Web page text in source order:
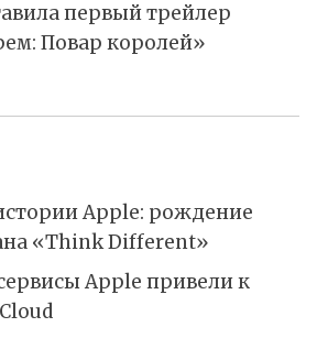
первый трейлер
Повар королей»
Apple: рождение
«Think Different»
Apple привели к